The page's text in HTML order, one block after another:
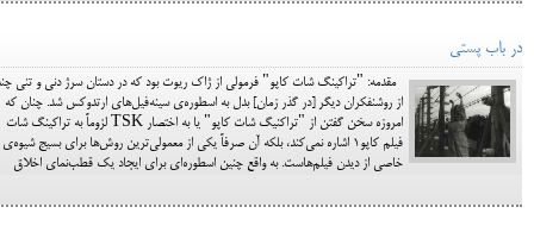
در باب پستی
مقدمه: "تراکینگ شات کاپو" فرمولی از ژاک ریوت بود که در دستان سرژ دنی و تنی
از روشنفکران دیگر [در گذر زمان] بدل به اسطوره‌ی سینه‌فیل‌های ارتدوکس شد. چنان که
امروزه سخن گفتن از "تراکنیگ شات کاپو" یا به اختصار TSK لزوماً به تراکینگ شات
فیلم کاپو1 اشاره نمی‌کند، بلکه آن صرفاً یکی از معمولی‌ترین روش‌ها برای بسیج شیوه‌ی
خاصی از دیدن فیلم‌هاست. به واقع چنین اسطوره‌ای برای ایجاد یک قطب‌نمای اخلاق